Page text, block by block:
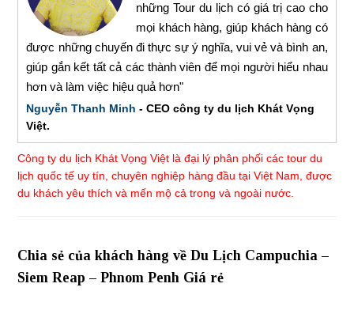
những Tour du lịch có giá trị cao cho
mọi khách hàng, giúp khách hàng có
được những chuyến đi thực sự ý nghĩa, vui vẻ và bình an,
giúp gắn kết tất cả các thành viên để mọi người hiểu nhau
hơn và làm việc hiệu quả hơn"
Nguyễn Thanh Minh - CEO công ty du lịch Khát Vọng
Việt.
Công ty du lịch Khát Vọng Việt là đại lý phân phối các tour du
lịch quốc tế uy tín, chuyên nghiệp hàng đầu tại Việt Nam, được
du khách yêu thích và mến mộ cả trong và ngoài nước.
Chia sẻ của khách hàng về Du Lịch Campuchia –
Siem Reap – Phnom Penh Giá rẻ